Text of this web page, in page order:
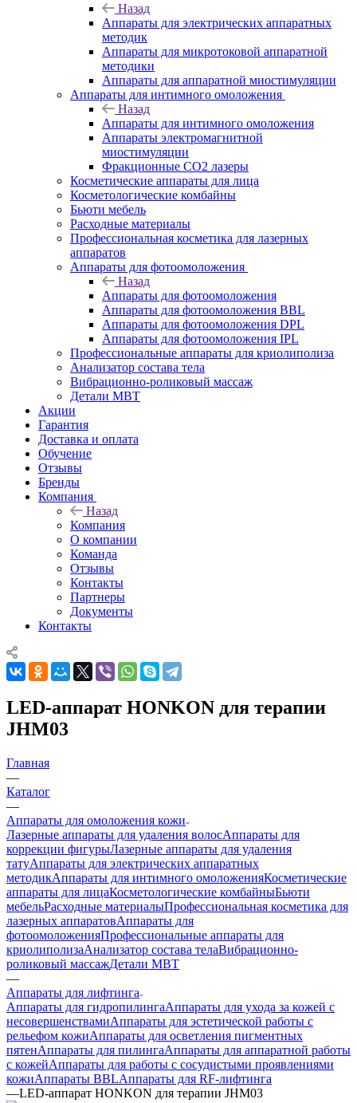
Назад
Аппараты для электрических аппаратных
методик
Аппараты для микротоковой аппаратной
методики
Аппараты для аппаратной миостимуляции
Аппараты для интимного омоложения
Назад
Аппараты для интимного омоложения
Аппараты электромагнитной
миостимуляции
Фракционные CO2 лазеры
Косметические аппараты для лица
Косметологические комбайны
Бьюти мебель
Расходные материалы
Профессиональная косметика для лазерных
аппаратов
Аппараты для фотоомоложения
Назад
Аппараты для фотоомоложения
Аппараты для фотоомоложения BBL
Аппараты для фотоомоложения DPL
Аппараты для фотоомоложения IPL
Профессиональные аппараты для криолиполиза
Анализатор состава тела
Вибрационно-роликовый массаж
Детали MBT
Акции
Гарантия
Доставка и оплата
Обучение
Отзывы
Бренды
Компания
Назад
Компания
О компании
Команда
Отзывы
Контакты
Партнеры
Документы
Контакты
LED-аппарат HONKON для терапии
JHM03
Главная
—
Каталог
—
Аппараты для омоложения кожи
Лазерные аппараты для удаления волосАппараты для
коррекции фигурыЛазерные аппараты для удаления
татуАппараты для электрических аппаратных
методикАппараты для интимного омоложенияКосметические
аппараты для лицаКосметологические комбайныБьюти
мебельРасходные материалыПрофессиональная косметика для
лазерных аппаратовАппараты для
фотоомоложенияПрофессиональные аппараты для
криолиполизаАнализатор состава телаВибрационно-
роликовый массажДетали MBT
—
Аппараты для лифтинга
Аппараты для гидропилингаАппараты для ухода за кожей с
несовершенствамиАппараты для эстетической работы с
рельефом кожиАппараты для осветления пигментных
пятенАппараты для пилингаАппараты для аппаратной работы
с кожейАппараты для работы с сосудистыми проявлениями
кожиАппараты BBLАппараты для RF-лифтинга
—LED-аппарат HONKON для терапии JHM03